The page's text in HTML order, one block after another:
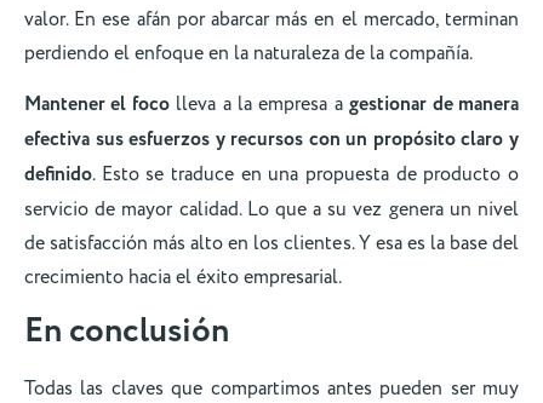
valor. En ese afán por abarcar más en el mercado, terminan
perdiendo el enfoque en la naturaleza de la compañía.
Mantener el focolleva a la empresa agestionar de manera
efectiva sus esfuerzos y recursos con un propósito claro y
definido. Esto se traduce en una propuesta de producto o
servicio de mayor calidad. Lo que a su vez genera un nivel
de satisfacción más alto en los clientes. Y esa es la base del
crecimiento hacia el éxito empresarial.
En conclusión
Todas las claves que compartimos antes pueden ser muy